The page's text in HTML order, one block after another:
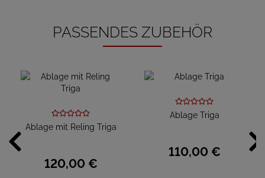
PASSENDES ZUBEHÖR
Ablage mit Reling Triga
120,00 €
Ablage Triga
110,00 €